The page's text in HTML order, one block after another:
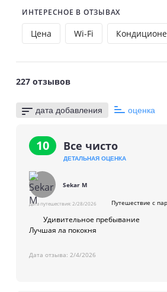
безалкогольные напитки. Ресторан
мест и предлагает посетителям
восточной кухни.
автомобилей. В трех конференц-
торжественные мероприятия.
ИНТЕРЕСНОЕ В ОТЗЫВАХ
Цена Wi-Fi
227 отзывов
дата добавления оценка
10 Все чисто
ДЕТАЛЬНАЯ ОЦЕНКА
Sekar M
Дата путешествия: 2/28/2026 Путешествие с
Удивительное пребывание
Лучшая ла пококня
Дата отзыва: 2/4/2026